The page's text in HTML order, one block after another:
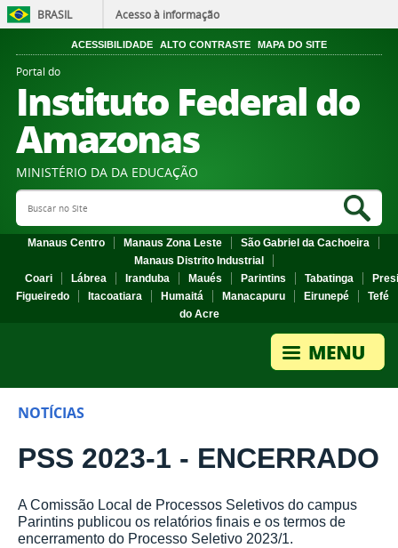
BRASIL Acesso à informação
ACESSIBILIDADE ALTO CONTRASTE MAPA DO SITE
Portal do
Instituto Federal do
Amazonas
MINISTÉRIO DA DA EDUCAÇÃO
Search Site
Manaus Centro Manaus Zona Leste
São Gabriel da Cachoeira
Manaus Distrito Industrial
Coari
Lábrea Iranduba Maués Parintins Tabatinga
Figueiredo
Itacoatiara Humaitá Manacapuru Eirunepé
Tefé
do Acre
NOTÍCIAS
PSS 2023-1 - ENCERRADO
A Comissão Local de Processos Seletivos do campus
Parintins publicou os relatórios finais e os termos de
encerramento do Processo Seletivo 2023/1.